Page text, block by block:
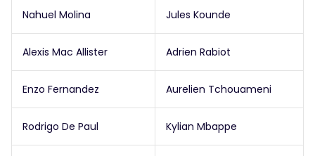
Nahuel Molina Jules Kounde
Alexis Mac Allister Adrien Rabiot
Enzo Fernandez Aurelien Tchouameni
Rodrigo De Paul Kylian Mbappe